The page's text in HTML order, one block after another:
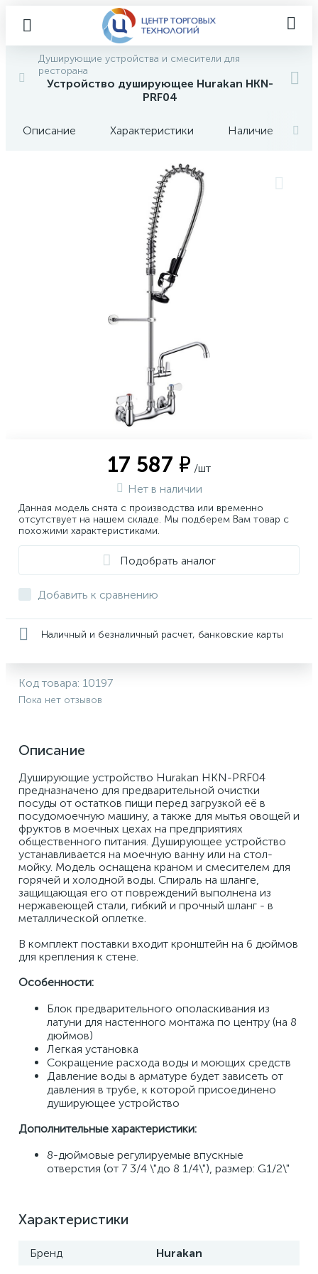
Душирующие устройства и смесители для
ресторана
Устройство душирующее Hurakan HKN-
PRF04
Описание Характеристики Наличие
17 587 ₽ /шт
Нет в наличии
Данная модель снята с производства или временно
отсутствует на нашем складе. Мы подберем Вам товар с
похожими характеристиками.
Подобрать аналог
Добавить к сравнению
Наличный и безналичный расчет, банковские карты
Код товара: 10197
Пока нет отзывов
Описание
Душирующие устройство Hurakan HKN-PRF04
предназначено для предварительной очистки
посуды от остатков пищи перед загрузкой её в
посудомоечную машину, а также для мытья овощей и
фруктов в моечных цехах на предприятиях
общественного питания. Душирующее устройство
устанавливается на моечную ванну или на стол-
мойку. Модель оснащена краном и смесителем для
горячей и холодной воды. Спираль на шланге,
защищающая его от повреждений выполнена из
нержавеющей стали, гибкий и прочный шланг - в
металлической оплетке.
В комплект поставки входит кронштейн на 6 дюймов
для крепления к стене.
Особенности:
Блок предварительного ополаскивания из
латуни для настенного монтажа по центру (на 8
дюймов)
Легкая установка
Сокращение расхода воды и моющих средств
Давление воды в арматуре будет зависеть от
давления в трубе, к которой присоединено
душирующее устройство
Дополнительные характеристики:
8-дюймовые регулируемые впускные
отверстия (от 7 3/4 \"до 8 1/4\"), размер: G1/2\"
Характеристики
Бренд
Hurakan